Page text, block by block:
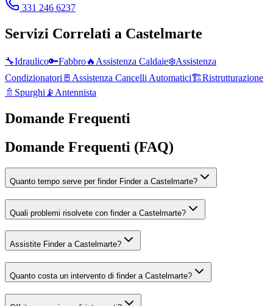
331 246 6237
Servizi Correlati a Castelmarte
🔧Idraulico🔑Fabbro🔥 Assistenza Caldaie❄️Assistenza
Condizionatori 🚪 Assistenza Cancelli Automatici🏗️Ristrutturazione
🚿 Spurghi 📡 Antennista
Domande Frequenti
Domande Frequenti (FAQ)
Quanto tempo serve per finder Finder a Castelmarte?
Quali problemi risolvete con finder a Castelmarte?
Assistite Finder a Castelmarte?
Quanto costa un intervento di finder a Castelmarte?